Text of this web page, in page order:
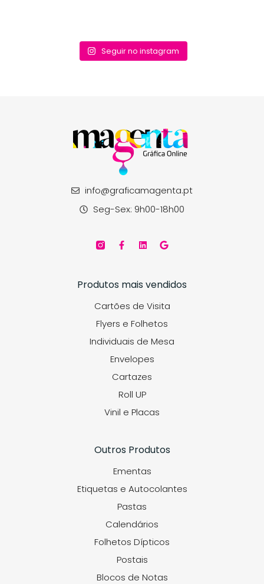
Seguir no instagram
info@graficamagenta.pt
Seg-Sex: 9h00-18h00
Produtos mais vendidos
Cartões de Visita
Flyers e Folhetos
Individuais de Mesa
Envelopes
Cartazes
Roll UP
Vinil e Placas
Outros Produtos
Ementas
Etiquetas e Autocolantes
Pastas
Calendários
Folhetos Dípticos
Postais
Blocos de Notas